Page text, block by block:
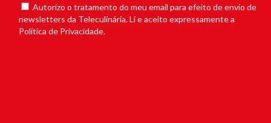
Autorizo o tratamento do meu email para efeito de envio de
newsletters da Teleculinária. Li e aceito expressamente a
Política de Privacidade.